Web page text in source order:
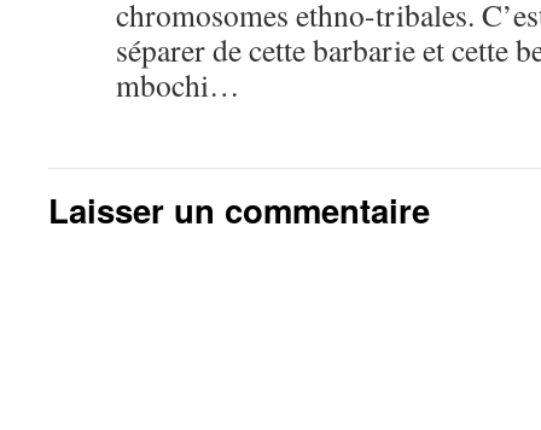
chromosomes ethno-tribales.
séparer de cette barbarie et cette
mbochi…
Laisser un commentaire